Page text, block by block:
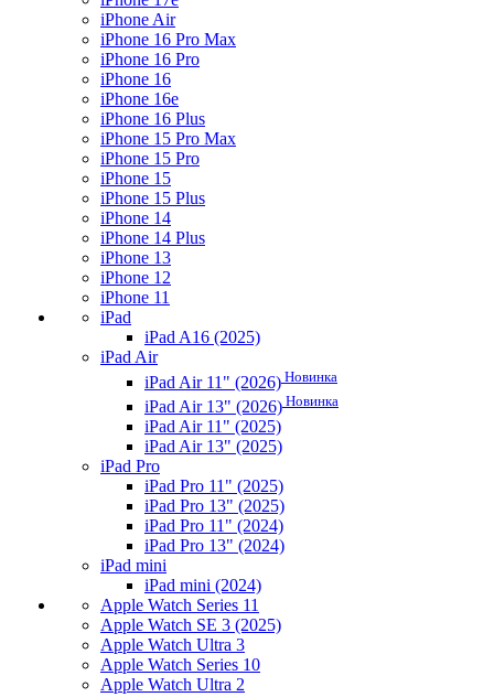
iPhone Air
iPhone 16 Pro Max
iPhone 16 Pro
iPhone 16
iPhone 16e
iPhone 16 Plus
iPhone 15 Pro Max
iPhone 15 Pro
iPhone 15
iPhone 15 Plus
iPhone 14
iPhone 14 Plus
iPhone 13
iPhone 12
iPhone 11
iPad
iPad A16 (2025)
iPad Air
iPad Air 11" (2026) Новинка
iPad Air 13" (2026) Новинка
iPad Air 11" (2025)
iPad Air 13" (2025)
iPad Pro
iPad Pro 11" (2025)
iPad Pro 13" (2025)
iPad Pro 11" (2024)
iPad Pro 13" (2024)
iPad mini
iPad mini (2024)
Apple Watch Series 11
Apple Watch SE 3 (2025)
Apple Watch Ultra 3
Apple Watch Series 10
Apple Watch Ultra 2